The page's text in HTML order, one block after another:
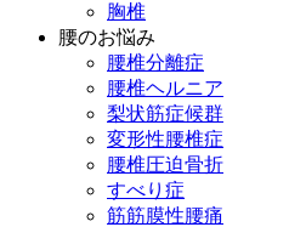
胸椎
腰のお悩み
腰椎分離症
腰椎ヘルニア
梨状筋症候群
変形性腰椎症
腰椎圧迫骨折
すべり症
筋筋膜性腰痛